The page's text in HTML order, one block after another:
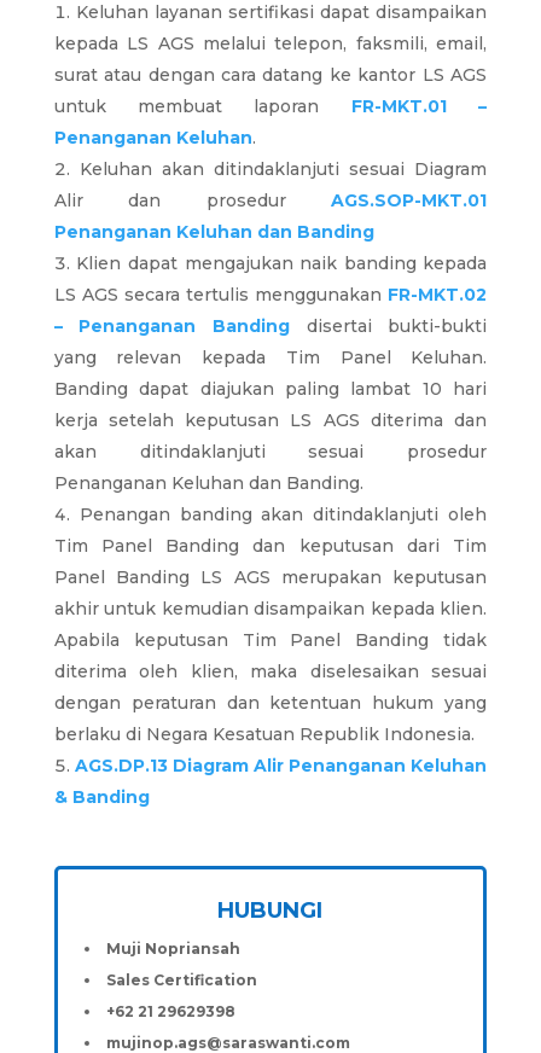
Keluhan layanan sertifikasi dapat disampaikan
kepada LS AGS melalui telepon, faksmili, email,
surat atau dengan cara datang ke kantor LS AGS
untuk membuat laporan FR-MKT.01 –
Penanganan Keluhan.
Keluhan akan ditindaklanjuti sesuai Diagram
Alir dan prosedurAGS.SOP-MKT.01
Penanganan Keluhan dan Banding
Klien dapat mengajukan naik banding kepada
LS AGS secara tertulis menggunakan FR-MKT.02
– Penanganan Banding disertai bukti-bukti
yang relevan kepada Tim Panel Keluhan.
Banding dapat diajukan paling lambat 10 hari
kerja setelah keputusan LS AGS diterima dan
akan ditindaklanjuti sesuai prosedur
Penanganan Keluhan dan Banding.
Penangan banding akan ditindaklanjuti oleh
Tim Panel Banding dan keputusan dari Tim
Panel Banding LS AGS merupakan keputusan
akhir untuk kemudian disampaikan kepada klien.
Apabila keputusan Tim Panel Banding tidak
diterima oleh klien, maka diselesaikan sesuai
dengan peraturan dan ketentuan hukum yang
berlaku di Negara Kesatuan Republik Indonesia.
AGS.DP.13 Diagram Alir Penanganan Keluhan
& Banding
HUBUNGI
Muji Nopriansah
Sales Certification
+62 21 29629398
mujinop.ags@saraswanti.com